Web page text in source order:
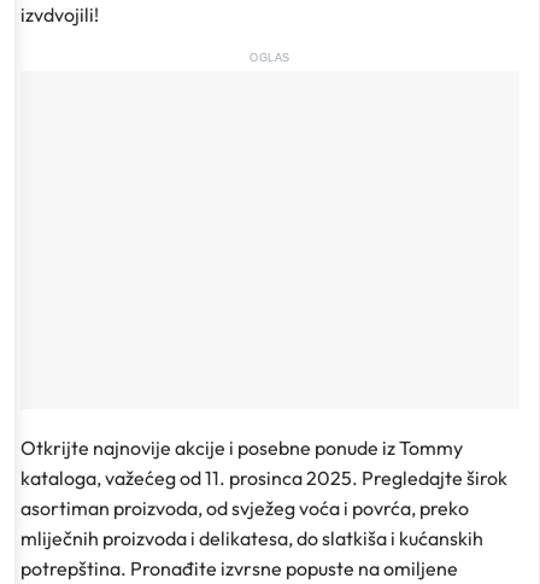
izvdvojili!
OGLAS
Otkrijte najnovije akcije i posebne ponude iz Tommy
kataloga, važećeg od 11. prosinca 2025. Pregledajte širok
asortiman proizvoda, od svježeg voća i povrća, preko
mliječnih proizvoda i delikatesa, do slatkiša i kućanskih
potrepština. Pronađite izvrsne popuste na omiljene